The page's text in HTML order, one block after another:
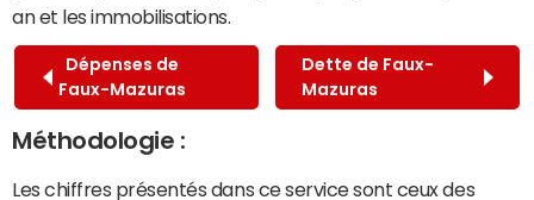
an et les immobilisations.
Dépenses de
Faux-Mazuras
Dette de Faux-
Mazuras
Méthodologie :
Les chiffres présentés dans ce service sont ceux des